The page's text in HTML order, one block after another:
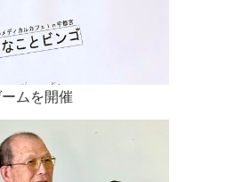
カルカフェのクールダウンはリレ
フラッグ作成をいたします。ご協
野新聞に記載されました。 詳しく
をご覧ください。
ムを開催